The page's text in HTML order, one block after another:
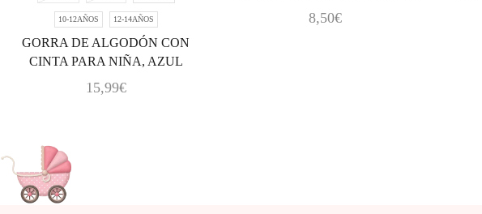
10-12AÑOS 12-14AÑOS
GORRA DE ALGODÓN CON
CINTA PARA NIÑA, AZUL
15,99€
8,50€